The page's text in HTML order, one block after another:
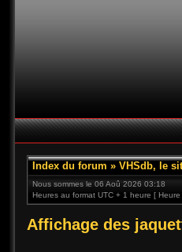
Index du forum » VHSdb, le
Nous sommes le 06 Aoû 2026 03:18
Heures au format UTC + 1 heure [ Heure
Affichage des